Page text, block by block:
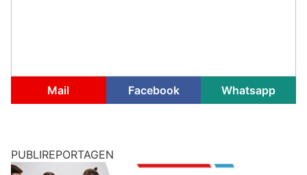
Mail Facebook Whatsapp
PUBLIREPORTAGEN